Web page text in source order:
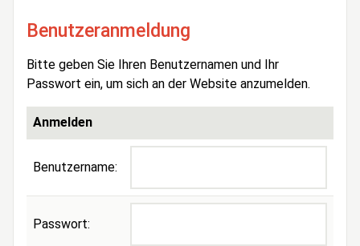
Benutzeranmeldung
Bitte geben Sie Ihren Benutzernamen und Ihr
Passwort ein, um sich an der Website anzumelden.
Anmelden
Benutzername:
Passwort: